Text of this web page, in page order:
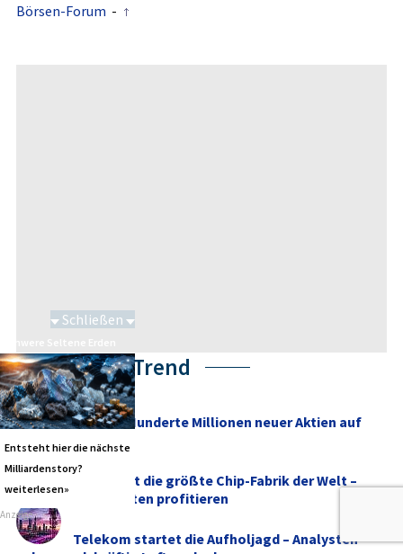
Börsen-Forum -
Themen im Trend
SpaceX: Hunderte Millionen neuer Aktien auf
Musk baut die größte Chip-Fabrik der Welt –
diese Aktien könnten profitieren
Telekom startet die Aufholjagd – Analysten
Schließen
Entsteht hier die nächste
Milliardenstory?
weiterlesen»
Anzeige